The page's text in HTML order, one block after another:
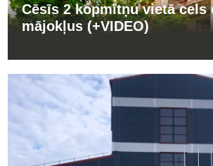
Cēsīs 2 kopmītņu vietā cels
mājokļus (+VIDEO)